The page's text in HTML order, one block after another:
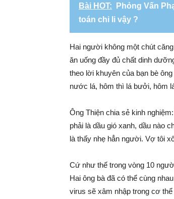
Bài HOT:
Phỏng Vấn
toán chi li vậy ?
Hai người không một chút
ăn uống đầy đủ chất dinh
theo lời khuyên của bạn bè
nước lá, hôm thì lá bưởi, hôm
Ông Thiện chia sẻ kinh
phải là dầu gió xanh, dầu nào
là thấy nhẹ hẳn người. Vợ tôi
Cứ như thế trong vòng 10
Hai ông bà đã có thể cùng
virus sẽ xâm nhập trong cơ